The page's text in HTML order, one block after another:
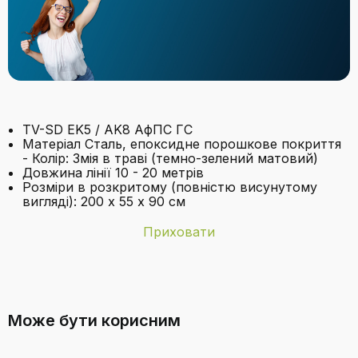
TV-SD EK5 / AK8 АфПС ГС
Матеріал Сталь, епоксидне порошкове покриття
- Колір: Змія в траві (темно-зелений матовий)
Довжина лінії 10 - 20 метрів
Розміри в розкритому (повністю висунутому
вигляді): 200 х 55 х 90 см
Приховати
Може бути корисним